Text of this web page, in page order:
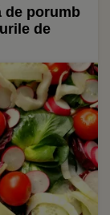
de porumb
de